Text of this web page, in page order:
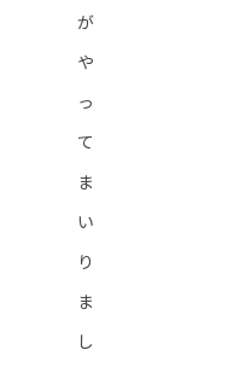
が
や
っ
て
ま
い
り
ま
し